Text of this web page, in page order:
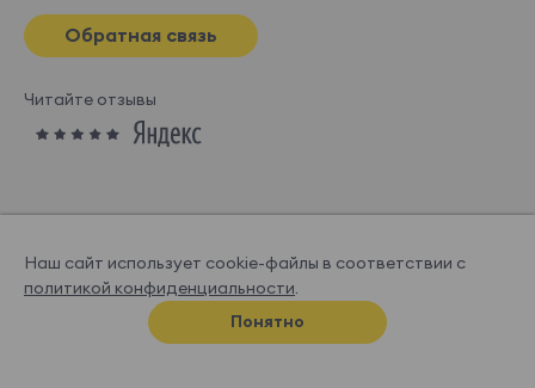
Обратная связь
Читайте отзывы
© OGOGOHOME, 2026
Спроектировано и нарисовано вСупрематике
Наш сайт использует cookie-файлы в соответствии с
политикой конфиденциальности.
Понятно